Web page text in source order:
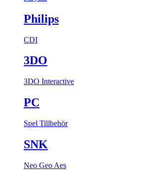
Philips
CDI
3DO
3DO Interactive
PC
Spel Tillbehör
SNK
Neo Geo Aes